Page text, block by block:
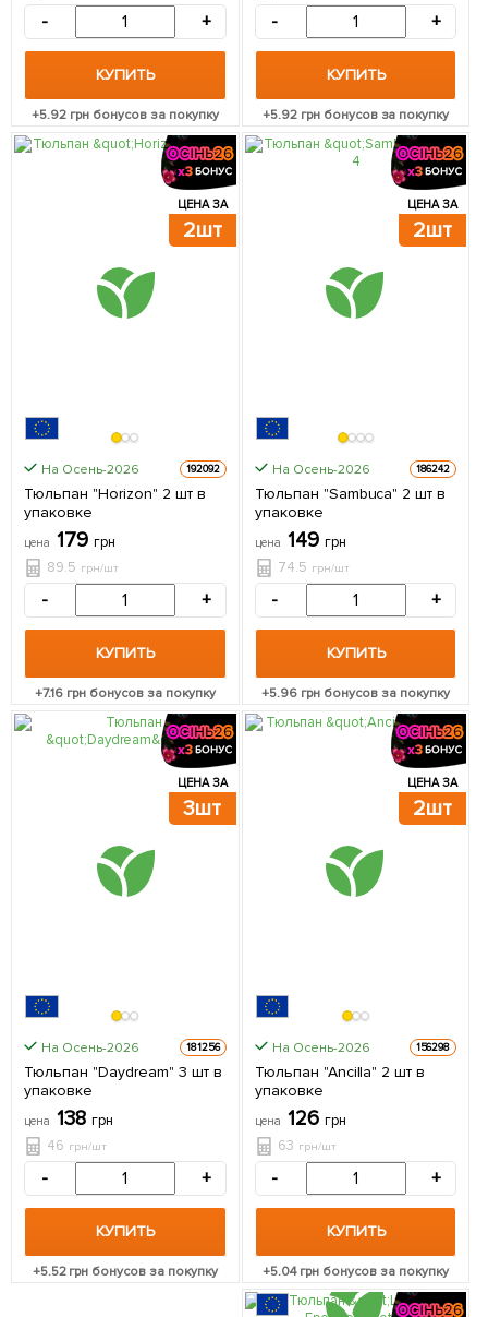
- +
КУПИТЬ
+5.92 грн бонусов за покупку
- +
КУПИТЬ
+5.92грн бонусов за покупку
ЦЕНА ЗА
2шт
На Осень-2026 192092
Тюльпан "Horizon" 2 шт в
упаковке
цена 179 грн
89.5 грн/шт
- +
КУПИТЬ
+7.16 грн бонусов за покупку
ЦЕНА ЗА
2шт
На Осень-2026 186242
Тюльпан "Sambuca" 2 шт в
упаковке
цена 149 грн
74.5 грн/шт
- +
КУПИТЬ
+5.96 грн бонусов за покупку
ЦЕНА ЗА
3шт
На Осень-2026 181256
Тюльпан "Daydream" 3 шт в
упаковке
цена 138 грн
46 грн/шт
- +
КУПИТЬ
+5.52грн бонусов за покупку
ЦЕНА ЗА
2шт
На Осень-2026 156298
Тюльпан "Ancilla" 2 шт в
упаковке
цена 126 грн
63 грн/шт
- +
КУПИТЬ
+5.04грн бонусов за покупку